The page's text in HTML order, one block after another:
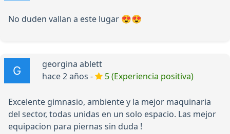
No duden vallan a este lugar 😍😍
georgina ablett
hace 2 años -
5 (Experiencia positiva)
Excelente gimnasio, ambiente y la mejor maquinaria
del sector, todas unidas en un solo espacio. Las mejor
equipacion para piernas sin duda !